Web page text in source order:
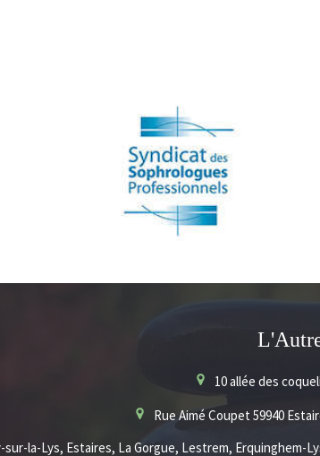
10 allée des
Rue Aimé Coupet 59940
sur-la-Lys, Estaires, La Gorgue, Lestrem,